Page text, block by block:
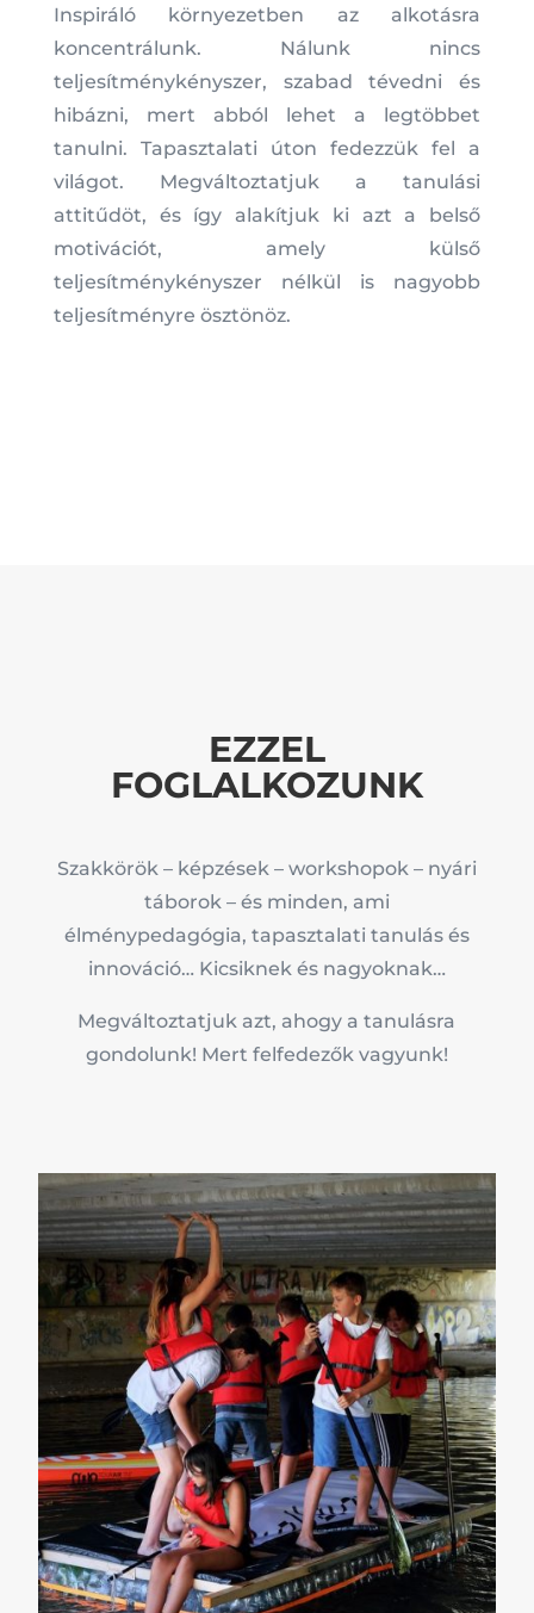
Inspiráló környezetben az alkotásra
koncentrálunk. Nálunk nincs
teljesítménykényszer, szabad tévedni és
hibázni, mert abból lehet a legtöbbet
tanulni. Tapasztalati úton fedezzük fel a
világot. Megváltoztatjuk a tanulási
attitűdöt, és így alakítjuk ki azt a belső
motivációt, amely külső
teljesítménykényszer nélkül is nagyobb
teljesítményre ösztönöz.
EZZEL
FOGLALKOZUNK
Szakkörök – képzések – workshopok – nyári
táborok – és minden, ami
élménypedagógia, tapasztalati tanulás és
innováció… Kicsiknek és nagyoknak…
Megváltoztatjuk azt, ahogy a tanulásra
gondolunk! Mert felfedezők vagyunk!